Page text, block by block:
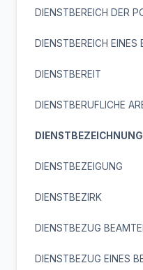
DIENSTBEREICH DER
DIENSTBEREICH EINES
DIENSTBEREIT
DIENSTBERUFLICHE
DIENSTBEZEICHNUNG
DIENSTBEZEIGUNG
DIENSTBEZIRK
DIENSTBEZUG
DIENSTBEZUG EINES